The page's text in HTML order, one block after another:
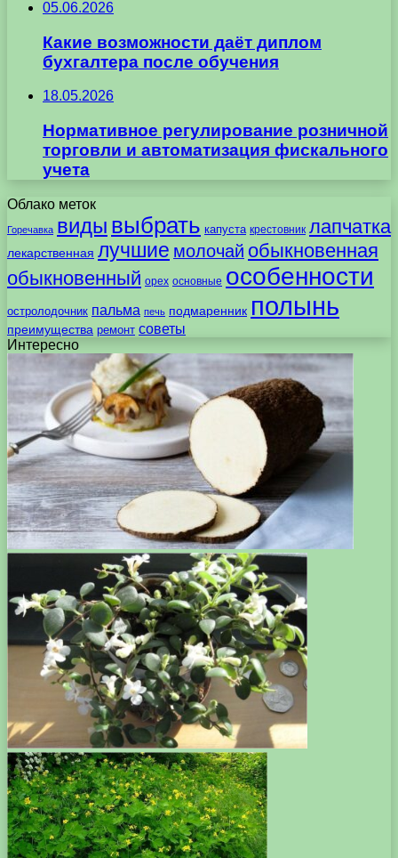
05.06.2026
Какие возможности даёт диплом
бухгалтера после обучения
18.05.2026
Нормативное регулирование розничной
торговли и автоматизация фискального
учета
Облако меток
Горечавка виды выбрать капуста крестовник лапчатка
лекарственная лучшие молочай обыкновенная
обыкновенный орех основные особенности
остролодочник пальма печь подмаренник полынь
преимущества ремонт советы
Интересно